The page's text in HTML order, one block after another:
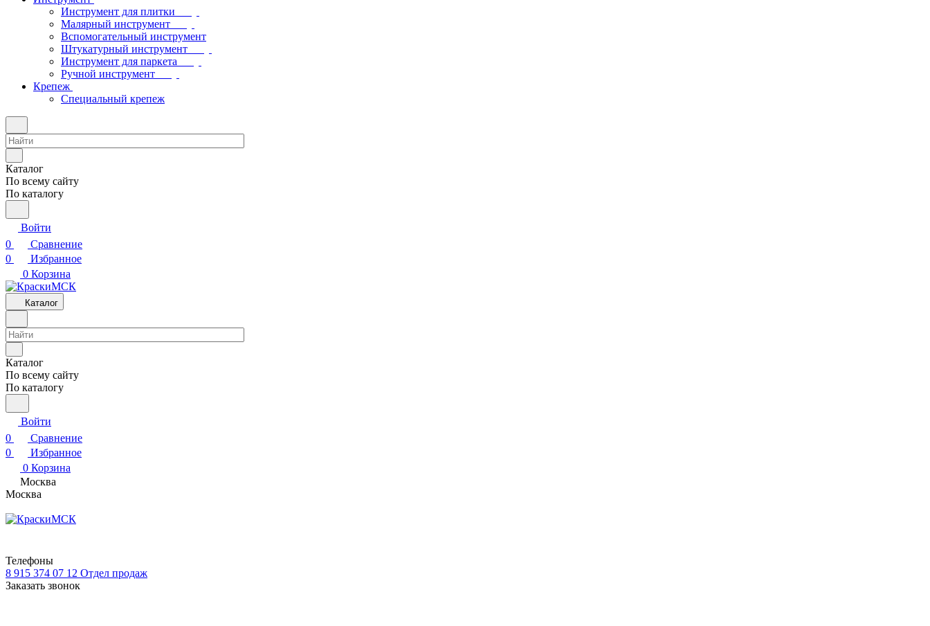
Инструмент для плитки
Малярный инструмент
Вспомогательный инструмент
Штукатурный инструмент
Инструмент для паркета
Ручной инструмент
Крепеж
Специальный крепеж
Каталог
По всему сайту
По каталогу
Войти
0
Сравнение
0
Избранное
0 Корзина
Каталог
Каталог
По всему сайту
По каталогу
Войти
0
Сравнение
0
Избранное
0 Корзина
Москва
Москва
Телефоны
8 915 374 07 12 Отдел продаж
Заказать звонок